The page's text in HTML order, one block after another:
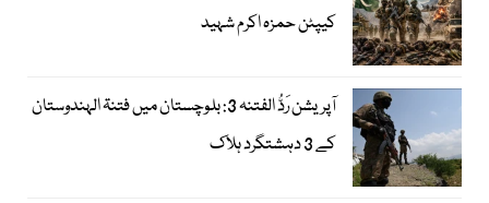
کیپٹن حمزہ اکرم شہید
آپریشن رَدُّ الفتنہ 3: بلوچستان میں فتنۃ الہندوستان
کے 3 دہشتگرد ہلاک